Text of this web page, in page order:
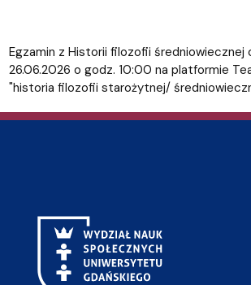
Egzamin z Historii filozofii średniowiecznej
26.06.2026 o godz. 10:00 na platformie
"historia filozofii starożytnej/